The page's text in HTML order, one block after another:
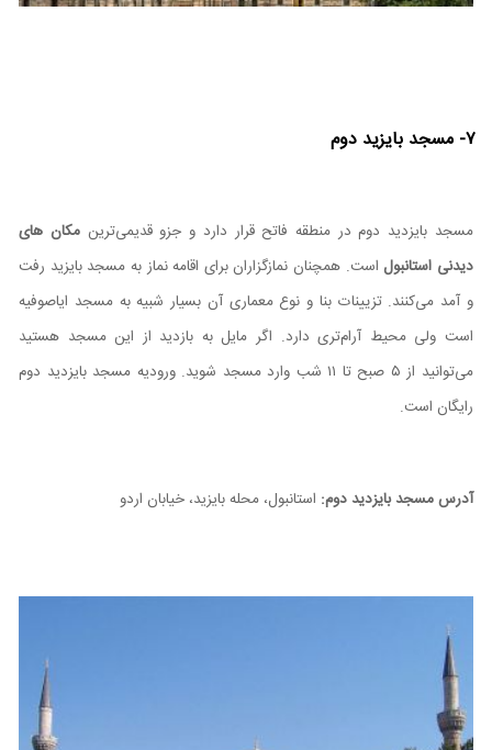
۷- مسجد بایزید دوم
مسجد بایزدید دوم در منطقه فاتح قرار دارد و جزو قدیمی‌ترینمکان های
دیدنی استانبول است. همچنان نمازگزاران برای اقامه نماز به مسجد بایزید رفت
و آمد می‌کنند. تزیینات بنا و نوع معماری آن بسیار شبیه به مسجد ایاصوفیه
است ولی محیط آرام‌تری دارد. اگر مایل به بازدید از این مسجد هستید
می‌توانید از ۵ صبح تا ۱۱ شب وارد مسجد شوید. ورودیه مسجد بایزدید دوم
رایگان است.
آدرس مسجد بایزدید دوم: استانبول، محله بایزید، خیابان اردو